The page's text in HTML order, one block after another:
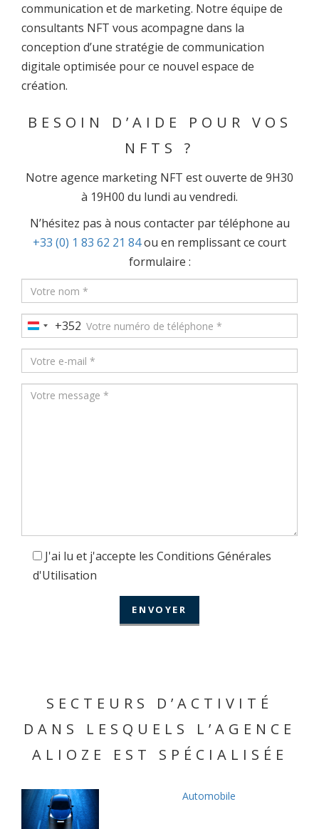
communication et de marketing. Notre équipe de
consultants NFT vous acompagne dans la
conception d’une stratégie de communication
digitale optimisée pour ce nouvel espace de
création.
BESOIN D’AIDE POUR VOS
NFTS ?
Notre agence marketing NFT est ouverte de 9H30
à 19H00 du lundi au vendredi.
N’hésitez pas à nous contacter par téléphone au
+33 (0) 1 83 62 21 84ou en remplissant ce court
formulaire :
Luxembourg
+352
+352
J'ai lu et j'accepte les Conditions Générales
d'Utilisation
SECTEURS D’ACTIVITÉ
DANS LESQUELS L’AGENCE
ALIOZE EST SPÉCIALISÉE
Automobile